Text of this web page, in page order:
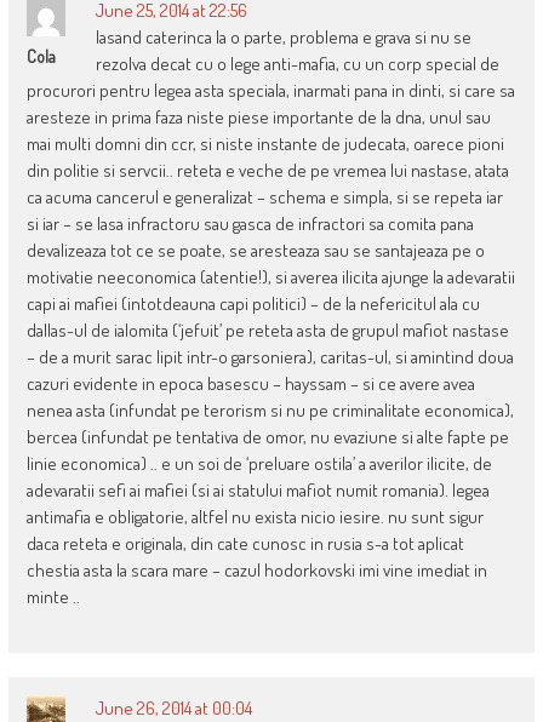
Cola
June 25, 2014 at 22:56
lasand caterinca la o parte, problema e grava si nu se
rezolva decat cu o lege anti-mafia, cu un corp special de
procurori pentru legea asta speciala, inarmati pana in dinti, si care sa
aresteze in prima faza niste piese importante de la dna, unul sau
mai multi domni din ccr, si niste instante de judecata, oarece pioni
din politie si servcii.. reteta e veche de pe vremea lui nastase, atata
ca acuma cancerul e generalizat – schema e simpla, si se repeta iar
si iar – se lasa infractoru sau gasca de infractori sa comita pana
devalizeaza tot ce se poate, se aresteaza sau se santajeaza pe o
motivatie neeconomica (atentie!), si averea ilicita ajunge la adevaratii
capi ai mafiei (intotdeauna capi politici) – de la nefericitul ala cu
dallas-ul de ialomita (‘jefuit’ pe reteta asta de grupul mafiot nastase
– de a murit sarac lipit intr-o garsoniera), caritas-ul, si amintind doua
cazuri evidente in epoca basescu – hayssam – si ce avere avea
nenea asta (infundat pe terorism si nu pe criminalitate economica),
bercea (infundat pe tentativa de omor, nu evaziune si alte fapte pe
linie economica) .. e un soi de ‘preluare ostila’ a averilor ilicite, de
adevaratii sefi ai mafiei (si ai statului mafiot numit romania). legea
antimafia e obligatorie, altfel nu exista nicio iesire. nu sunt sigur
daca reteta e originala, din cate cunosc in rusia s-a tot aplicat
chestia asta la scara mare – cazul hodorkovski imi vine imediat in
minte ..
June 26, 2014 at 00:04